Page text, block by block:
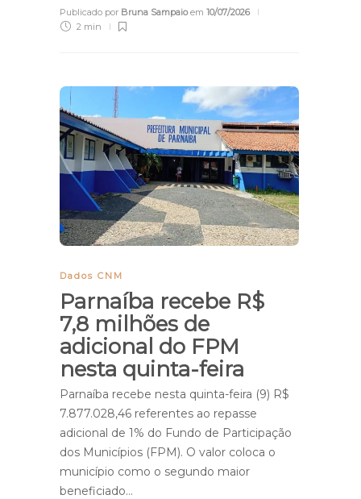
Publicado por Bruna Sampaioem 10/07/2026
2 min
Dados CNM
Parnaíba recebe R$
7,8 milhões de
adicional do FPM
nesta quinta-feira
Parnaíba recebe nesta quinta-feira (9) R$
7.877.028,46 referentes ao repasse
adicional de 1% do Fundo de Participação
dos Municípios (FPM). O valor coloca o
município como o segundo maior
beneficiado…